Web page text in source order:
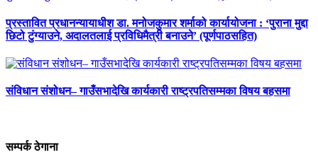
प्रस्तावित प्रधानन्यायाधीश डा. मनोजकुमार शर्माको कार्यायोजना : ‘पुराना मुद्दा
छिटो टुंग्याउने, अदालतलाई प्रविधिमैत्री बनाउने’ (पूर्णपाठसहित)
संविधान संशोधन– गाउँसभादेखि कार्यकारी राष्ट्रपतिसम्मका विषय बहसमा
सम्पर्क ठेगाना